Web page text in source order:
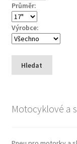
Průměr:
Výrobce:
Hledat
Motocyklové a